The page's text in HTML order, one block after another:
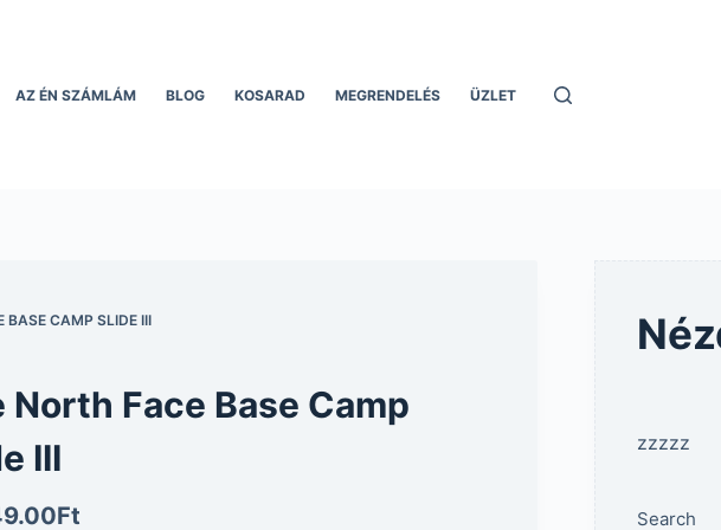
AZ ÉN SZÁMLÁM BLOG KOSARAD MEGRENDELÉS ÜZLET
BASE CAMP SLIDE III
North Face Base Camp
III
Ft
zzzzz
Search